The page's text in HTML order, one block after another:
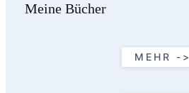
Meine Bücher
MEHR ->